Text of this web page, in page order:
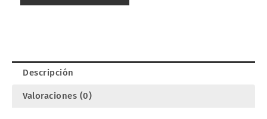
Descripción
Valoraciones (0)